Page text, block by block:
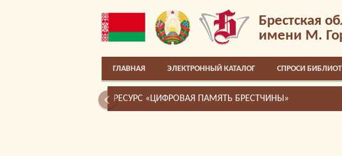
Брестская
имени М.
ГЛАВНАЯ ЭЛЕКТРОННЫЙ КАТАЛОГ СПРОСИ
РЕСУРС «ЦИФРОВАЯ ПАМЯТЬ БРЕСТЧИНЫ»